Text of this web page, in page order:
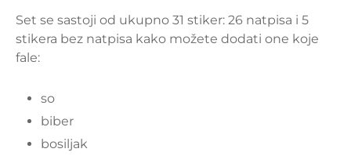
Set se sastoji od ukupno 31 stiker: 26 natpisa i 5
stikera bez natpisa kako možete dodati one koje
fale:
so
biber
bosiljak